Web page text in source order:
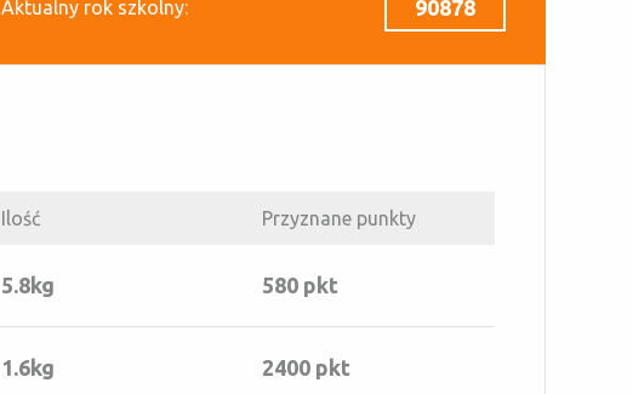
Aktualny rok szkolny: 90878
Ilość Przyznane punkty
5.8kg 580 pkt
1.6kg 2400 pkt